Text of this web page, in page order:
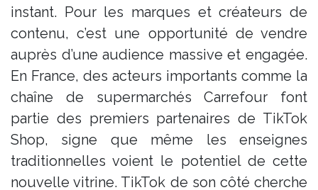
instant. Pour les marques et créateurs de
contenu, c’est une opportunité de vendre
auprès d’une audience massive et engagée.
En France, des acteurs importants comme la
chaîne de supermarchés Carrefour font
partie des premiers partenaires de TikTok
Shop​, signe que même les enseignes
traditionnelles voient le potentiel de cette
nouvelle vitrine. TikTok de son côté cherche